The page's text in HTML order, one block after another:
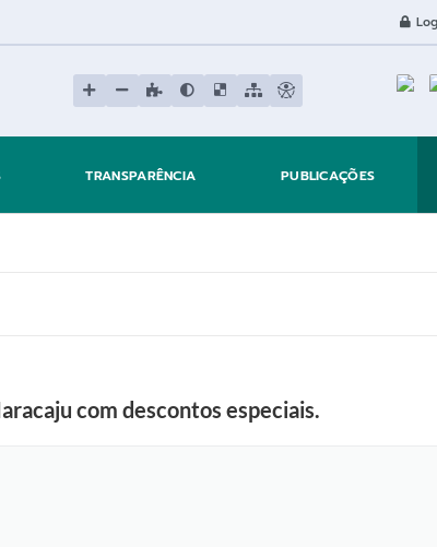
TRANSPARÊNCIA PUBLICAÇÕES
com descontos especiais.